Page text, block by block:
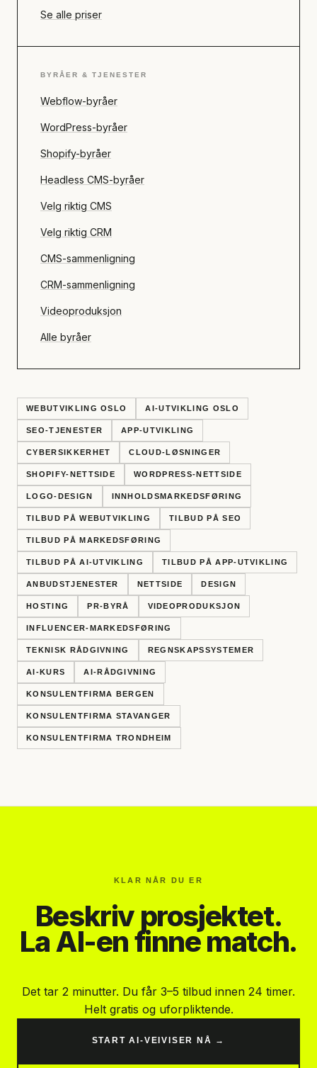
Se alle priser
BYRÅER & TJENESTER
Webflow-byråer
WordPress-byråer
Shopify-byråer
Headless CMS-byråer
Velg riktig CMS
Velg riktig CRM
CMS-sammenligning
CRM-sammenligning
Videoproduksjon
Alle byråer
WEBUTVIKLING OSLO AI-UTVIKLING OSLO
SEO-TJENESTER APP-UTVIKLING
CYBERSIKKERHET CLOUD-LØSNINGER
SHOPIFY-NETTSIDE WORDPRESS-NETTSIDE
LOGO-DESIGN INNHOLDSMARKEDSFØRING
TILBUD PÅ WEBUTVIKLING TILBUD PÅ SEO
TILBUD PÅ MARKEDSFØRING
TILBUD PÅ AI-UTVIKLING TILBUD PÅ APP-UTVIKLING
ANBUDSTJENESTER NETTSIDE DESIGN
HOSTING PR-BYRÅ VIDEOPRODUKSJON
INFLUENCER-MARKEDSFØRING
TEKNISK RÅDGIVNING REGNSKAPSSYSTEMER
AI-KURS AI-RÅDGIVNING
KONSULENTFIRMA BERGEN
KONSULENTFIRMA STAVANGER
KONSULENTFIRMA TRONDHEIM
KLAR NÅR DU ER
Beskriv prosjektet.
La AI-en finne match.
Det tar 2 minutter. Du får 3–5 tilbud innen 24 timer.
Helt gratis og uforpliktende.
START AI-VEIVISER NÅ →